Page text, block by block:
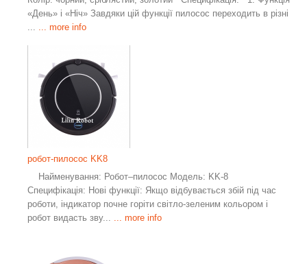
«День» і «Ніч» Завдяки цій функції пилосос переходить в різні
... more info
робот-пилосос KK8
Найменування: Робот–пилосос Модель: KK-8
Специфікація: Нові функції: Якщо відбувається збій під час
роботи, індикатор почне горіти світло-зеленим кольором і
робот видасть зву...
... more info